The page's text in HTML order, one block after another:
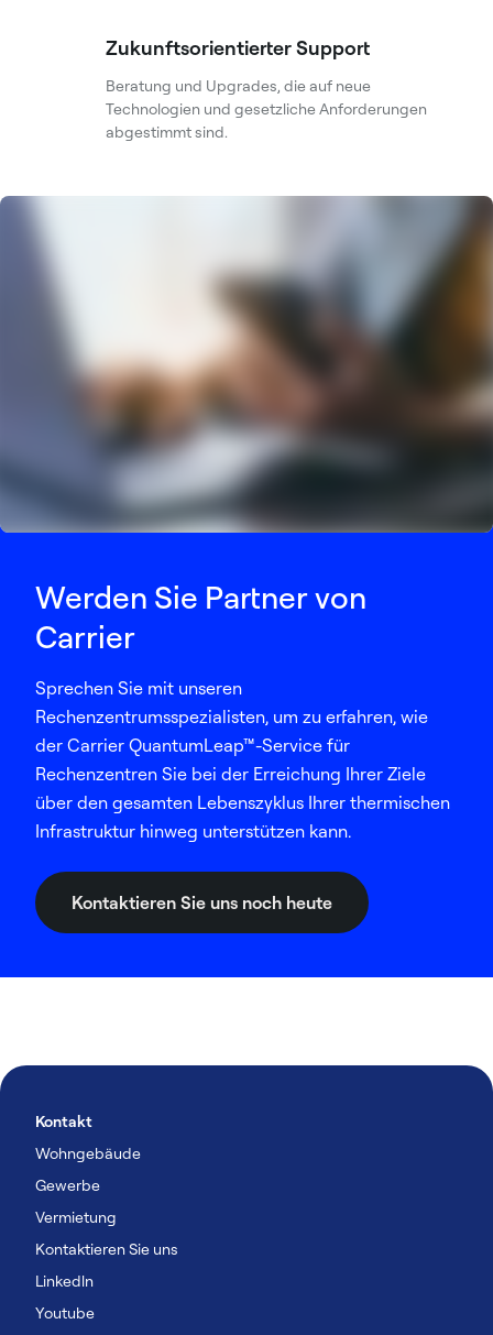
Zukunftsorientierter Support
Beratung und Upgrades, die auf neue
Technologien und gesetzliche Anforderungen
abgestimmt sind.
Werden Sie Partner von
Carrier
Sprechen Sie mit unseren
Rechenzentrumsspezialisten, um zu erfahren, wie
der Carrier QuantumLeap™-Service für
Rechenzentren Sie bei der Erreichung Ihrer Ziele
über den gesamten Lebenszyklus Ihrer thermischen
Infrastruktur hinweg unterstützen kann.
Kontaktieren Sie uns noch heute
Kontakt
Wohngebäude
Gewerbe
Vermietung
Kontaktieren Sie uns
Linkedln
Youtube